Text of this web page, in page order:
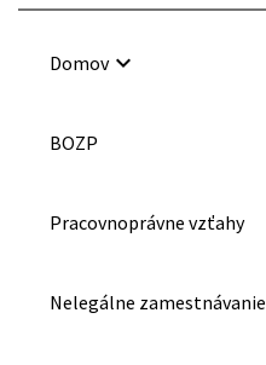
Domovkeyboard_arrow_down
BOZP
Pracovnoprávne vzťahy
Nelegálne zamestnávanie